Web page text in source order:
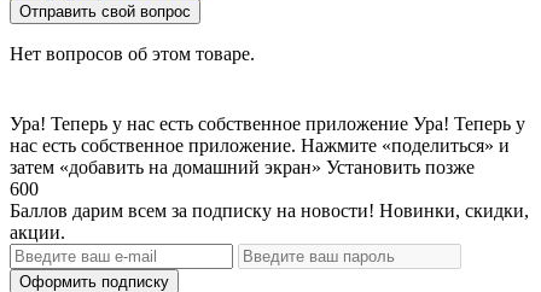
Отправить свой вопрос
Нет вопросов об этом товаре.
Ура! Теперь у нас есть собственное приложение Ура! Теперь у
нас есть собственное приложение. Нажмите «поделиться» и
затем «добавить на домашний экран» Установить позже
600
Баллов дарим всем за подписку на новости! Новинки, скидки,
акции.
Оформить подписку